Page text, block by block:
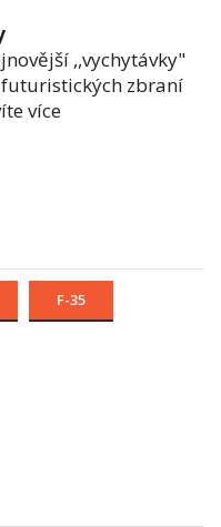
,,vychytávky"
futuristických zbraní
více
F-35